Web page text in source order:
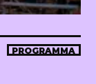
PROGRAMMA